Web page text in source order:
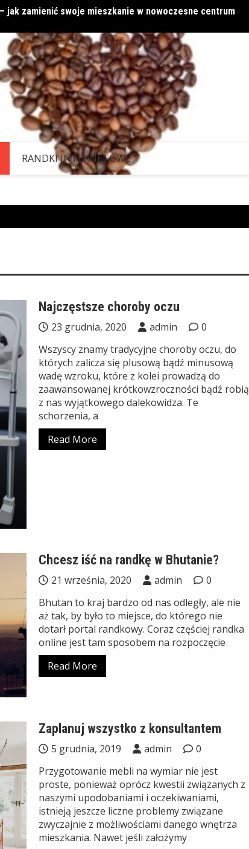
jak zamienić swoje mieszkanie w nowoczesne centrum
RANDKI INTERNETOWE
Najczęstsze choroby oczu
23 grudnia, 2020 admin
0
Wszyscy znamy tradycyjne choroby oczu, do
których zalicza się plusową bądź minusową
wadę wzroku, które z kolei prowadzą do
zaawansowanej krótkowzroczności bądź robią
z nas wyjątkowego dalekowidza. Te
schorzenia, a
Read More
Chcesz iść na randkę w Bhutanie?
21 września, 2020 admin
0
Bhutan to kraj bardzo od nas odległy, ale nie
aż tak, by było to miejsce, do którego nie
dotarł portal randkowy. Coraz częściej randka
online jest tam sposobem na rozpoczęcie
Read More
Zaplanuj wszystko z konsultantem
5 grudnia, 2019 admin
0
Przygotowanie mebli na wymiar nie jest
proste, ponieważ oprócz kwestii związanych z
naszymi upodobaniami i oczekiwaniami,
istnieją jeszcze liczne problemy związane
zwyczajnie z możliwościami danego wnętrza
mieszkania. Nawet jeśli założymy